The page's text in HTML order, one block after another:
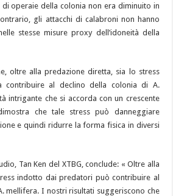
di operaie della colonia non era diminuito in
gli attacchi di calabroni non hanno
stesse misure proxy dell’idoneità della
oltre alla predazione diretta, sia lo stress
al declino della colonia di A.
intrigante che si accorda con un crescente
che tale stress può danneggiare
e quindi ridurre la forma fisica in diversi
Tan Ken del XTBG, conclude: « Oltre alla
indotto dai predatori può contribuire al
mellifera. I nostri risultati suggeriscono che